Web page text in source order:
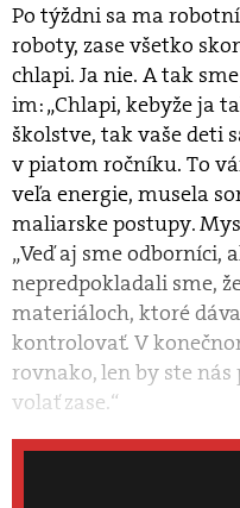
Po týždni sa ma
roboty, zase všetko
chlapi. Ja nie. A tak
im: „Chlapi, kebyže ja
školstve, tak vaše deti
v piatom ročníku. To
veľa energie, musela
maliarske postupy.
„Veď aj sme odborníci,
nepredpokladali sme,
materiáloch, ktoré
kontrolovať. V
rovnako, len by ste
volať zase.“